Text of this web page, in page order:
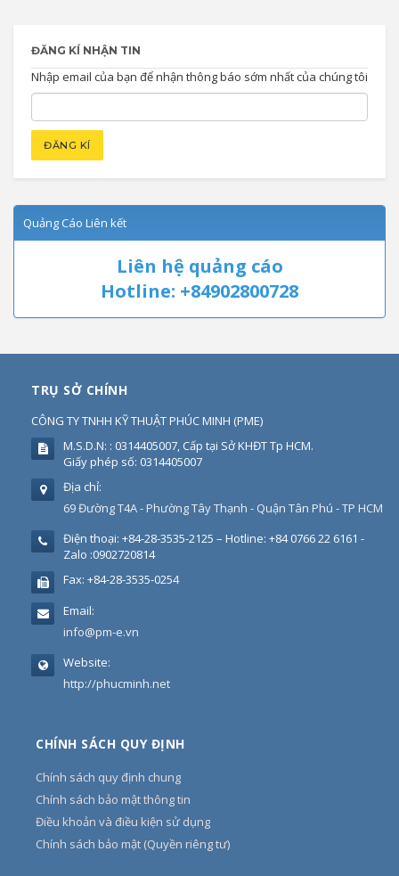
ĐĂNG KÍ NHẬN TIN
Nhập email của bạn để nhận thông báo sớm nhất của chúng tôi
Quảng Cáo Liên kết
Liên hệ quảng cáo
Hotline: +84902800728
TRỤ SỞ CHÍNH
CÔNG TY TNHH KỸ THUẬT PHÚC MINH (PME)
M.S.D.N: : 0314405007, Cấp tại Sở KHĐT Tp HCM.
Giấy phép số: 0314405007
Địa chỉ:
69 Đường T4A - Phường Tây Thạnh - Quận Tân Phú - TP HCM
Điện thoại: +84-28-3535-2125 – Hotline: +84 0766 22 6161 -
Zalo :0902720814
Fax: +84-28-3535-0254
Email:
info@pm-e.vn
Website:
http://phucminh.net
CHÍNH SÁCH QUY ĐỊNH
Chính sách quy định chung
Chính sách bảo mật thông tin
Điều khoản và điều kiện sử dụng
Chính sách bảo mật (Quyền riêng tư)